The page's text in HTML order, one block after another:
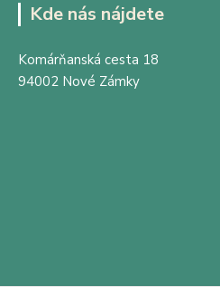
Kde nás nájdete
Komárňanská cesta 18
94002 Nové Zámky